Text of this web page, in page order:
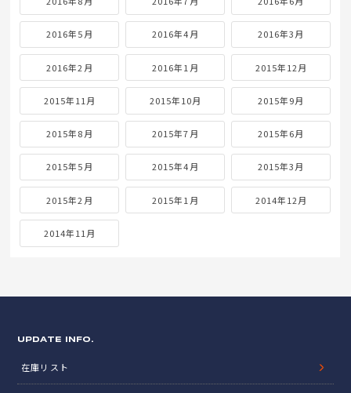
2016年5月 2016年4月 2016年3月
2016年2月 2016年1月 2015年12月
2015年11月 2015年10月 2015年9月
2015年8月 2015年7月 2015年6月
2015年5月 2015年4月 2015年3月
2015年2月 2015年1月 2014年12月
2014年11月
UPDATE INFO.
在庫リスト